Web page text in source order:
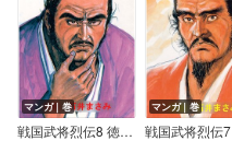
マンガ｜巻
戦国武将烈伝8 徳川家康
マンガ｜巻